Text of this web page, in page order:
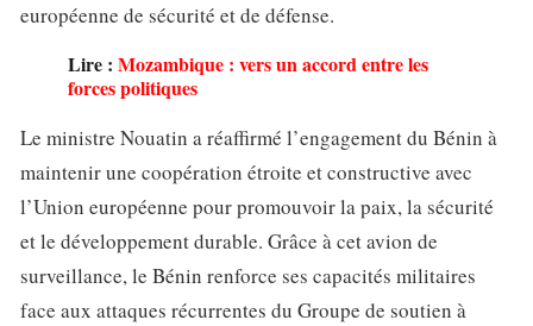
européenne de sécurité et de défense.
Lire : Mozambique : vers un accord entre les
forces politiques
Le ministre Nouatin a réaffirmé l’engagement du Bénin à
maintenir une coopération étroite et constructive avec
l’Union européenne pour promouvoir la paix, la sécurité
et le développement durable. Grâce à cet avion de
surveillance, le Bénin renforce ses capacités militaires
face aux attaques récurrentes du Groupe de soutien à